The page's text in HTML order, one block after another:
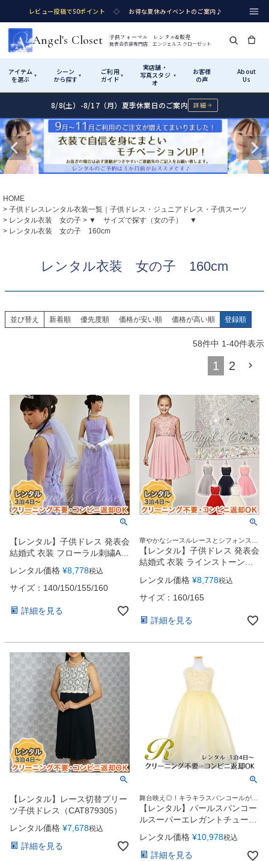
レビュー投稿で50ポイント ◇ お得な夏休みイベントのご案内♪
Angel's Closet 子供フォーマル レンタル&販売
発表会衣装専門店 エンジェルス クローゼット
アイテム
を選ぶ
▾
シーン
から探す ▾
ご利用
ガイド ▾
実店舗・
写真スタジ
オ
▾
お客様
の声
About
Us
Shop by Category アイテムから探す
カテゴリ詳細→ サイズで選ぶ→
Rentalレンタル
小物・アクセ パニエ
Sale販売
コスチューム アウター
インナー・パニエ アクセサリー
ジュエリー 音楽雑貨
Shop by Occasion シーンから探す
性別・サイズで絞り込む→
Recital & Concours
舞台で輝くステージ衣装
Wedding
フラワーガール・リングボーイ・ゲ
Graduation & Entrance
卒業式・入学式
きちんと感のあるフォーマル
Shichi-Go-San
七五三
3歳・5歳・7歳の晴れの日
How It Works ご利用ガイド
Startはじめに
01
02 サイズの選び方
測り方と目安
Angel's Closetについて
創業2003年からの想い
06 あんしんパック
汚れ・キズ・破損の補償
Buy & Support ご購入・サポート
07 販売・共通のご案内
品質・返品・お手入れ
08 送料・お支払い
09 お問い合わせ
電話・メール・LINE
Visit Us 実店舗・写真スタジオ
Atelier
実店舗 つくば店
月曜日
店舗を予約する →
写真スタジオ APS
Angel's Photo Studio
対応 七五三・発表会・記念撮影
予約 Web または お電話
特典 ヘアメイク・着付け
スタジオを予約 →
8/8(土）-8/17（月）夏季休業日のご案内 詳細
HOME
子供ドレスレンタル衣装一覧｜子供ドレス・ジュニアドレス・子供スーツ
レンタル衣装 女の子
▼ サイズで探す（女の子） ▼
レンタル衣装 女の子 160cm
レンタル衣装 女の子 160cm
並び替え 新着順 優先度順 価格が安い順 価格が高い順 登録順
58件中 1-40件表示
1 2
【レンタル】子供ドレス 発表会
結婚式 衣装 フローラル刺繍Aラ
インオーガンジーロングドレス
（HC1732）
レンタル価格 ¥8,778税込
サイズ：140/150/155/160
詳細を見る
華やかなシースルレースとシフォンスカ
ートのエレガントなドレス
【レンタル】子供ドレス 発表会
結婚式 衣装 ラインストーング
ログランベルト＆スパンコール
レースWシフォンドレス
（CDC1212） 【 発表会 コンク
ーン ジュニアサイズ】 薄桃 赤
レンタル価格 ¥8,778税込
サイズ：160/165
詳細を見る
【レンタル】レース切替プリー
ツ子供ドレス（CAT879305）
レンタル価格 ¥7,678税込
詳細を見る
舞台映え◎！キラキラスパンコールがい
っぱいのドレス
【レンタル】パールスパンコー
ルスーパーエレガントチュール
子供ドレス(cdc5008)シャンパ
ン
レンタル価格 ¥10,978税込
詳細を見る